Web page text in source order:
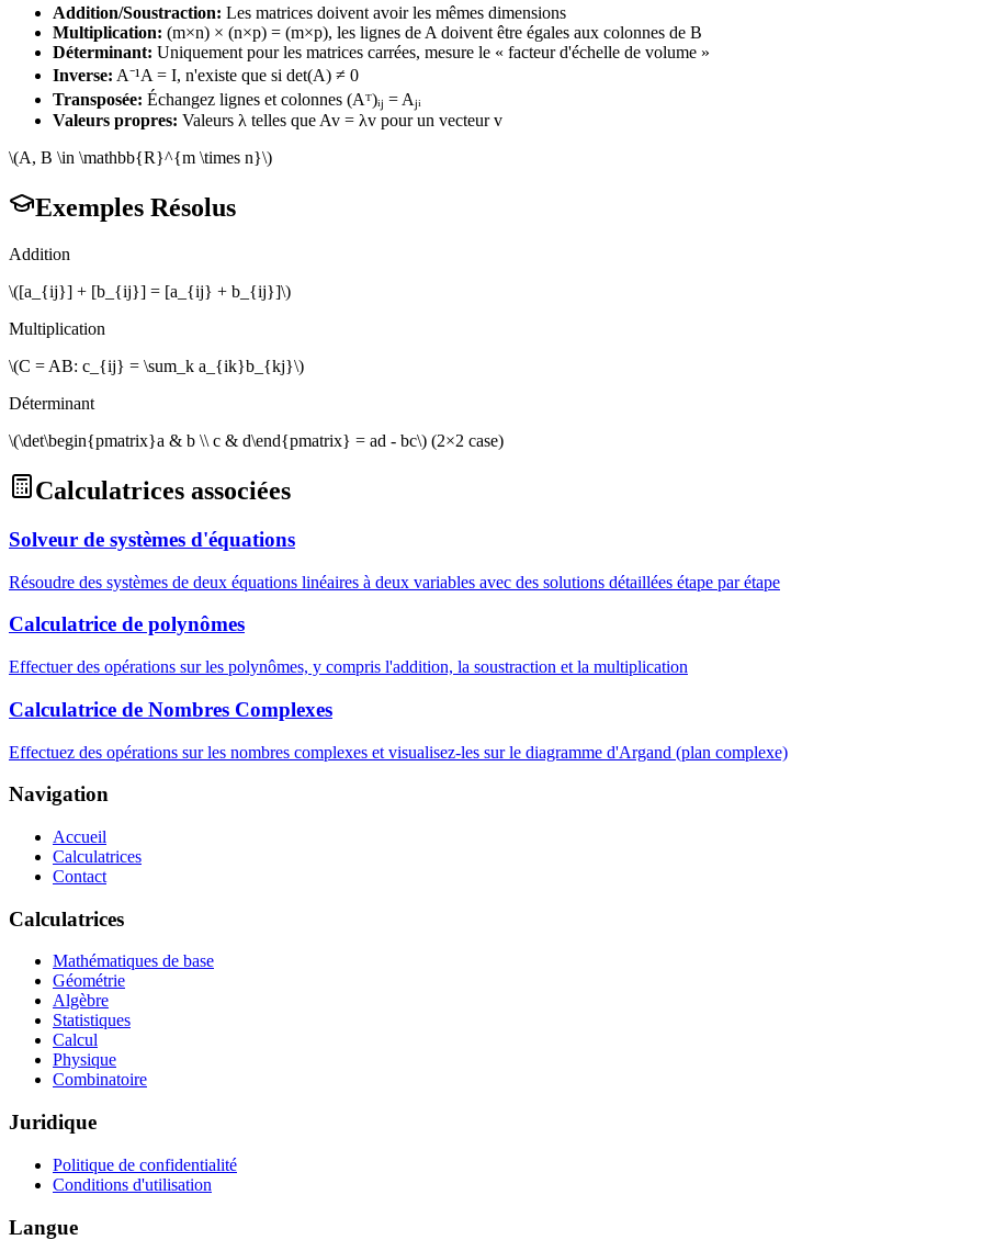
Addition/Soustraction: Les matrices doivent avoir les mêmes dimensions
Multiplication: (m×n) × (n×p) = (m×p), les lignes de A doivent être égales aux colonnes de B
Déterminant: Uniquement pour les matrices carrées, mesure le « facteur d'échelle de volume »
Inverse: A⁻¹A = I, n'existe que si det(A) ≠ 0
Transposée: Échangez lignes et colonnes (Aᵀ)ᵢⱼ = Aⱼᵢ
Valeurs propres: Valeurs λ telles que Av = λv pour un vecteur v
\(A, B \in \mathbb{R}^{m \times n}\)
Exemples Résolus
Addition
\([a_{ij}] + [b_{ij}] = [a_{ij} + b_{ij}]\)
Multiplication
\(C = AB: c_{ij} = \sum_k a_{ik}b_{kj}\)
Déterminant
\(\det\begin{pmatrix}a & b \\ c & d\end{pmatrix} = ad - bc\) (2×2 case)
Calculatrices associées
Solveur de systèmes d'équations
Résoudre des systèmes de deux équations linéaires à deux variables avec des solutions détaillées étape par étape
Calculatrice de polynômes
Effectuer des opérations sur les polynômes, y compris l'addition, la soustraction et la multiplication
Calculatrice de Nombres Complexes
Effectuez des opérations sur les nombres complexes et visualisez-les sur le diagramme d'Argand (plan complexe)
Navigation
Accueil
Calculatrices
Contact
Calculatrices
Mathématiques de base
Géométrie
Algèbre
Statistiques
Calcul
Physique
Combinatoire
Juridique
Politique de confidentialité
Conditions d'utilisation
Langue